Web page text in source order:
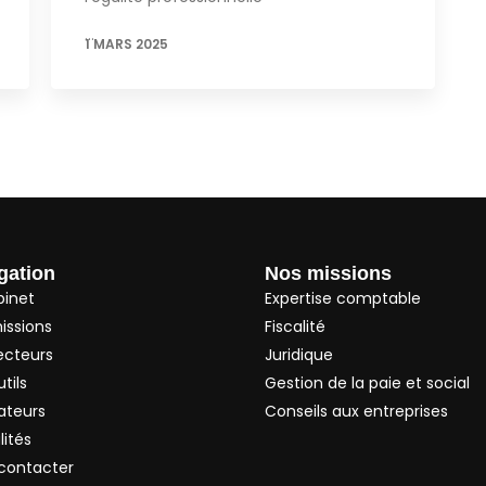
…
1 MARS 2025
Nos missions
Expertise comptable
Fiscalité
Juridique
Gestion de la paie et social
Conseils aux entreprises